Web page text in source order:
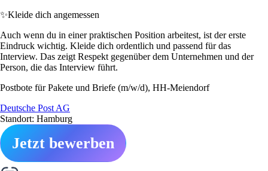
✨Kleide dich angemessen
Auch wenn du in einer praktischen Position arbeitest, ist der erste
Eindruck wichtig. Kleide dich ordentlich und passend für das
Interview. Das zeigt Respekt gegenüber dem Unternehmen und der
Person, die das Interview führt.
Postbote für Pakete und Briefe (m/w/d), HH-Meiendorf
Deutsche Post AG
Standort: Hamburg
Jetzt bewerben